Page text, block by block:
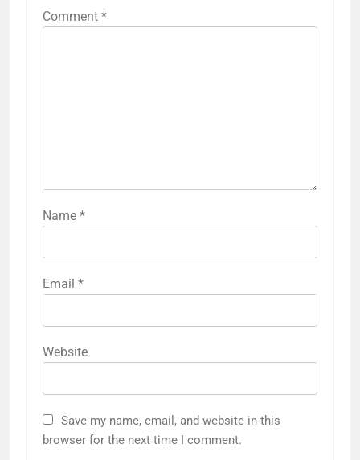
Comment *
Name *
Email *
Website
Save my name, email, and website in this
browser for the next time I comment.